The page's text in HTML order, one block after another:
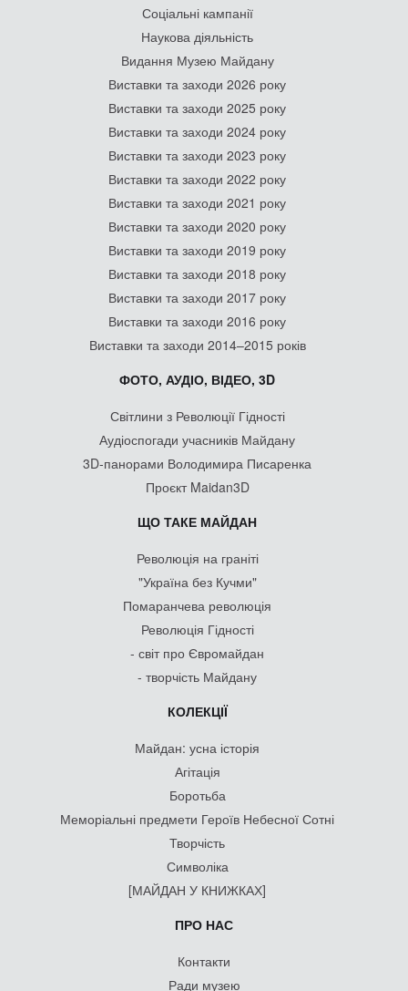
Соціальні кампанії
Наукова діяльність
Видання Музею Майдану
Виставки та заходи 2026 року
Виставки та заходи 2025 року
Виставки та заходи 2024 року
Виставки та заходи 2023 року
Виставки та заходи 2022 року
Виставки та заходи 2021 року
Виставки та заходи 2020 року
Виставки та заходи 2019 року
Виставки та заходи 2018 року
Виставки та заходи 2017 року
Виставки та заходи 2016 року
Виставки та заходи 2014–2015 років
ФОТО, АУДІО, ВІДЕО, 3D
Світлини з Революції Гідності
Аудіоспогади учасників Майдану
3D-панорами Володимира Писаренка
Проєкт Maidan3D
ЩО ТАКЕ МАЙДАН
Революція на граніті
"Україна без Кучми"
Помаранчева революція
Революція Гідності
- світ про Євромайдан
- творчість Майдану
КОЛЕКЦІЇ
Майдан: усна історія
Агітація
Боротьба
Меморіальні предмети Героїв Небесної Сотні
Творчість
Символіка
[МАЙДАН У КНИЖКАХ]
ПРО НАС
Контакти
Ради музею